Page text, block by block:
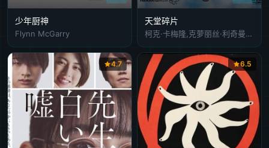
少年厨神
Flynn McGarry
天堂碎片
柯克·卡梅隆,克萝丽丝·利奇曼,珍妮·罗伯特森
4.7 6.5